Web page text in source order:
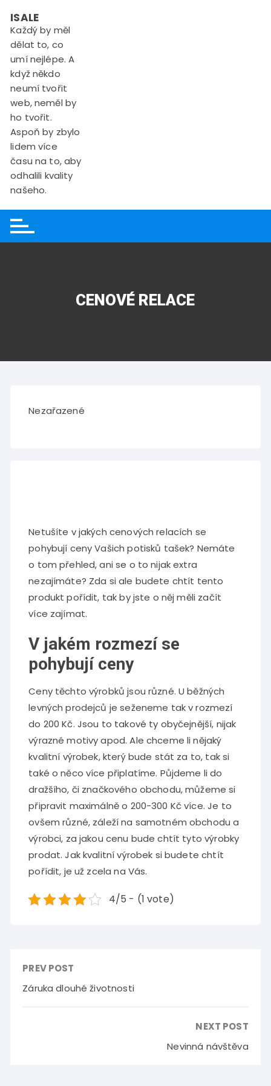
content
ISALE
Každý by měl
dělat to, co
umí nejlépe. A
když někdo
neumí tvořit
web, neměl by
ho tvořit.
Aspoň by zbylo
lidem více
času na to, aby
odhalili kvality
našeho.
CENOVÉ RELACE
Nezařazené
Netušíte v jakých cenových relacích se
pohybují ceny Vašichpotisků tašek? Nemáte
o tom přehled, ani se o to nijak extra
nezajímáte? Zda si ale budete chtít tento
produkt pořídit, tak by jste o něj měli začít
více zajímat.
V jakém rozmezí se
pohybují ceny
Ceny těchto výrobků jsou různé. U běžných
levných prodejců je seženeme tak v rozmezí
do 200 Kč. Jsou to takové ty obyčejnější, nijak
výrazné motivy apod. Ale chceme li nějaký
kvalitní výrobek, který bude stát za to, tak si
také o něco více připlatíme. Půjdeme li do
dražšího, či značkového obchodu, můžeme si
připravit maximálně o 200-300 Kč více. Je to
ovšem různé, záleží na samotném obchodu a
výrobci, za jakou cenu bude chtít tyto výrobky
prodat. Jak kvalitní výrobek si budete chtít
pořídit, je už zcela na Vás.
4/5 - (1 vote)
PREV POST
Záruka dlouhé životnosti
NEXT POST
Nevinná návštěva